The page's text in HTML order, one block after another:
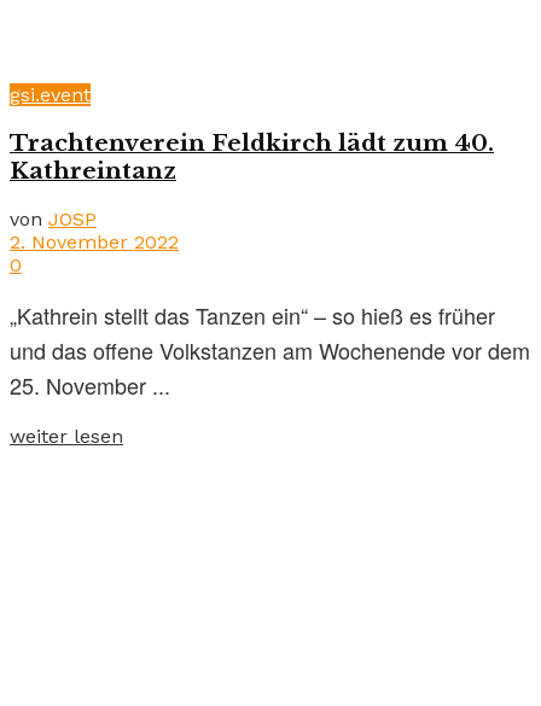
gsi.event
Trachtenverein Feldkirch lädt zum 40.
Kathreintanz
von JOSP
2. November 2022
0
„Kathrein stellt das Tanzen ein“ – so hieß es früher
und das offene Volkstanzen am Wochenende vor dem
25. November ...
weiter lesen